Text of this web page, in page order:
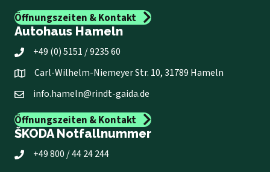
Öffnungszeiten & Kontakt
Autohaus Hameln
+49 (0) 5151 / 9235 60
Carl-Wilhelm-Niemeyer Str. 10, 31789 Hameln
info.hameln@rindt-gaida.de
Öffnungszeiten & Kontakt
ŠKODA Notfallnummer
+49 800 / 44 24 244